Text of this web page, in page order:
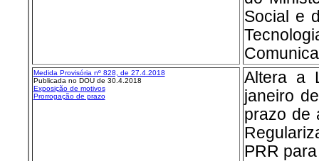
Social e
Medida Provisória nº 828, de 27.4.2018
Publicada no DOU de 30.4.2018
Exposição de motivos
Prorrogação de prazo
Altera a
janeiro
prazo de
PRR